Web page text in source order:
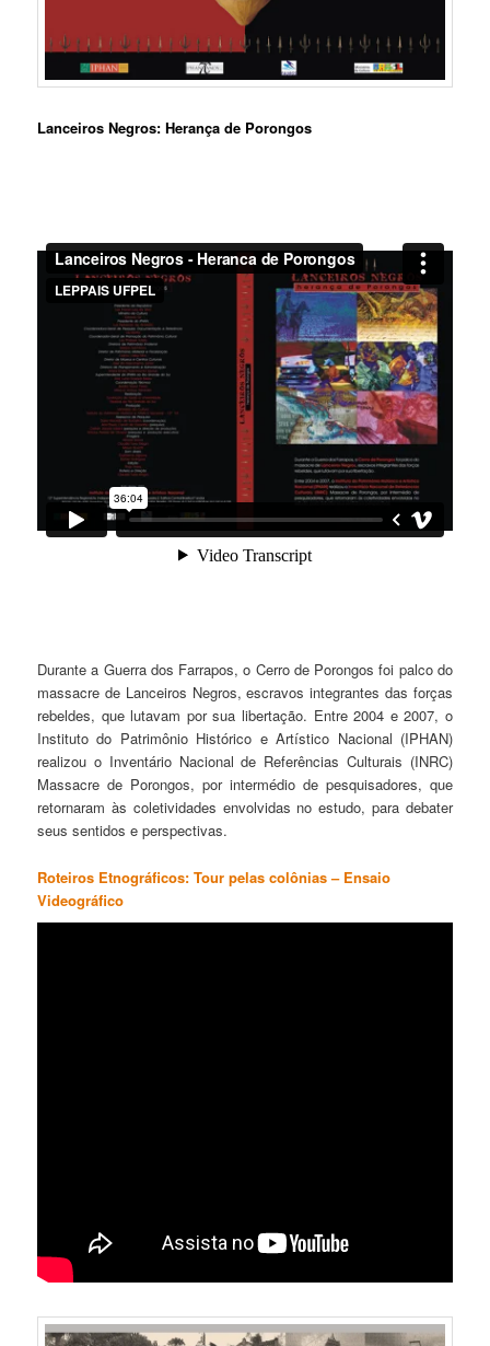
Lanceiros Negros: Herança de Porongos
Durante a Guerra dos Farrapos, o Cerro de Porongos foi palco do
massacre de Lanceiros Negros, escravos integrantes das forças
rebeldes, que lutavam por sua libertação. Entre 2004 e 2007, o
Instituto do Patrimônio Histórico e Artístico Nacional (IPHAN)
realizou o Inventário Nacional de Referências Culturais (INRC)
Massacre de Porongos, por intermédio de pesquisadores, que
retornaram às coletividades envolvidas no estudo, para debater
seus sentidos e perspectivas.
Roteiros Etnográficos: Tour pelas colônias – Ensaio
Videográfico